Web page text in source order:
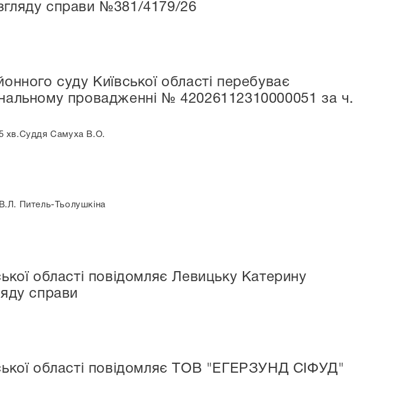
справи №381/4179/26
суду Київської області перебуває
провадженні № 42026112310000051 за ч.
хв.Суддя Самуха В.О.
Питель-Тьолушкіна
області повідомляє Левицьку Катерину
справи
області повідомляє ТОВ "ЕГЕРЗУНД СІФУД"